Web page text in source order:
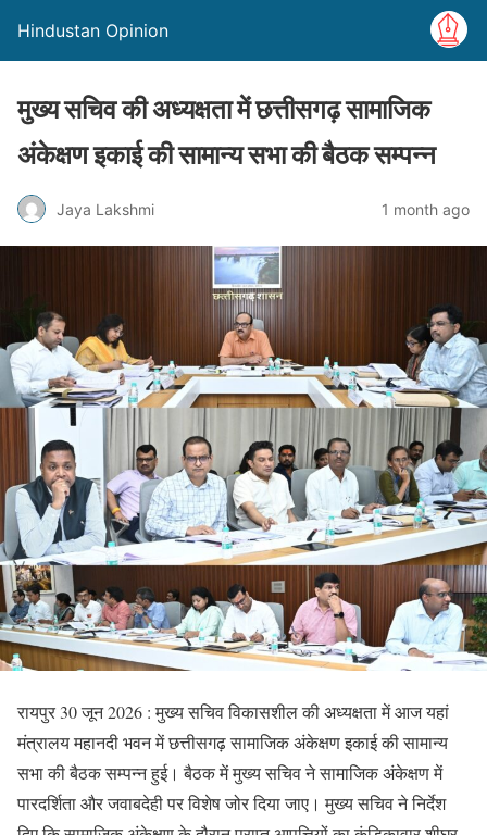
Hindustan Opinion
मुख्य सचिव की अध्यक्षता में छत्तीसगढ़ सामाजिक
अंकेक्षण इकाई की सामान्य सभा की बैठक सम्पन्न
Jaya Lakshmi 1 month ago
रायपुर 30 जून 2026 : मुख्य सचिव विकासशील की अध्यक्षता में आज यहां
मंत्रालय महानदी भवन में छत्तीसगढ़ सामाजिक अंकेक्षण इकाई की सामान्य
सभा की बैठक सम्पन्न हुई। बैठक में मुख्य सचिव ने सामाजिक अंकेक्षण में
पारदर्शिता और जवाबदेही पर विशेष जोर दिया जाए। मुख्य सचिव ने निर्देश